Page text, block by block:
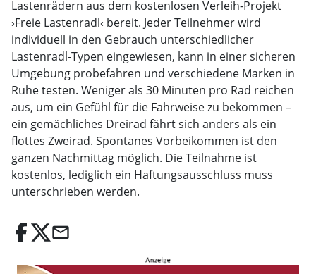
Lastenrädern aus dem kostenlosen Verleih-Projekt
›Freie Lastenradl‹ bereit. Jeder Teilnehmer wird
individuell in den Gebrauch unterschiedlicher
Lastenradl-Typen eingewiesen, kann in einer sicheren
Umgebung probefahren und verschiedene Marken in
Ruhe testen. Weniger als 30 Minuten pro Rad reichen
aus, um ein Gefühl für die Fahrweise zu bekommen –
ein gemächliches Dreirad fährt sich anders als ein
flottes Zweirad. Spontanes Vorbeikommen ist den
ganzen Nachmittag möglich. Die Teilnahme ist
kostenlos, lediglich ein Haftungsausschluss muss
unterschrieben werden.
email